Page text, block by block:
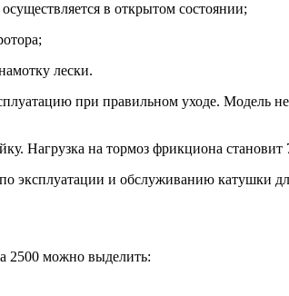
в открытом состоянии;
лески.
при правильном уходе. Модель
Нагрузка на тормоз фрикциона становит
эксплуатации и обслуживанию катушки
2500 можно выделить: